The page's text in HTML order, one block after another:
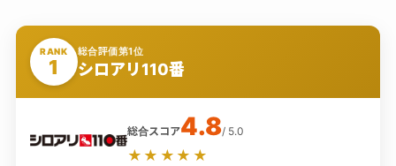
RANK
1
総合評価第1位
シロアリ110番
総合スコア4.8/ 5.0
★★★★★